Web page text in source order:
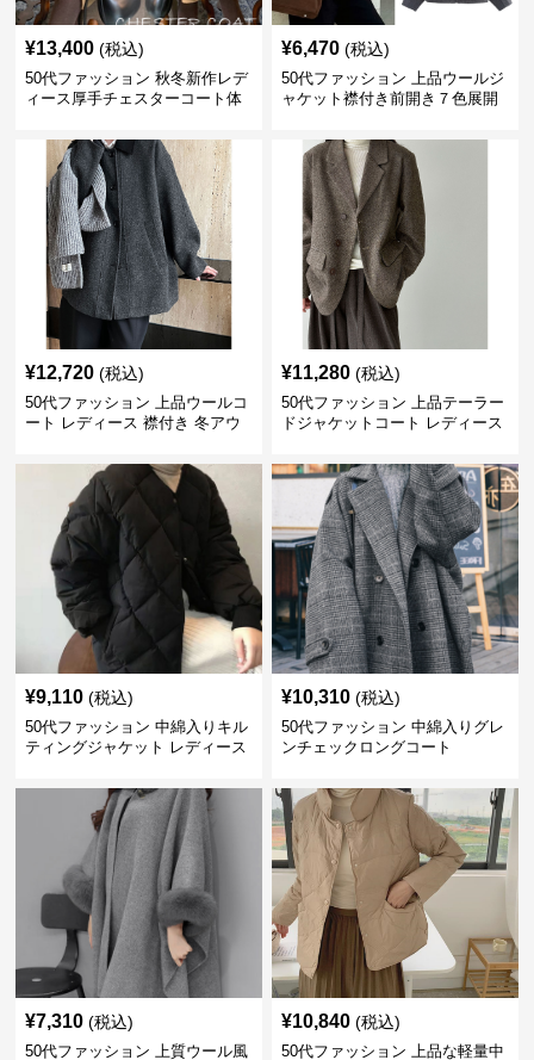
¥13,400 (税込)
50代ファッション 秋冬新作レデ
ィース厚手チェスターコート体
¥6,470 (税込)
50代ファッション 上品ウールジ
ャケット襟付き前開き７色展開
¥12,720 (税込)
50代ファッション 上品ウールコ
ート レディース 襟付き 冬アウ
¥11,280 (税込)
50代ファッション 上品テーラー
ドジャケットコート レディース
¥9,110 (税込)
50代ファッション 中綿入りキル
ティングジャケット レディース
¥10,310 (税込)
50代ファッション 中綿入りグレ
ンチェックロングコート
¥7,310 (税込)
50代ファッション 上質ウール風
¥10,840 (税込)
50代ファッション 上品な軽量中